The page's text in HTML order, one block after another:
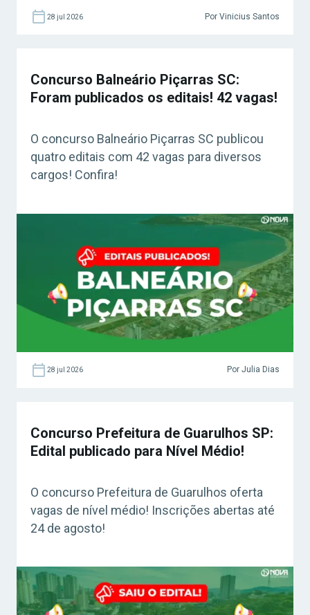
28 jul 2026 Por Vinicius Santos
Concurso Balneário Piçarras SC:
Foram publicados os editais! 42 vagas!
O concurso Balneário Piçarras SC publicou
quatro editais com 42 vagas para diversos
cargos! Confira!
28 jul 2026 Por Julia Dias
Concurso Prefeitura de Guarulhos SP:
Edital publicado para Nível Médio!
O concurso Prefeitura de Guarulhos oferta
vagas de nível médio! Inscrições abertas até
24 de agosto!